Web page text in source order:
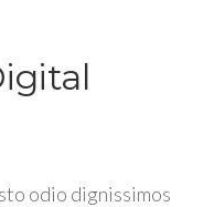
odio dignissimos